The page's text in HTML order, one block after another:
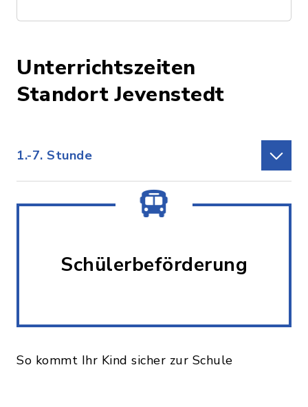
Unterrichtszeiten
Standort Jevenstedt
1.-7. Stunde
Schülerbeförderung
So kommt Ihr Kind sicher zur Schule